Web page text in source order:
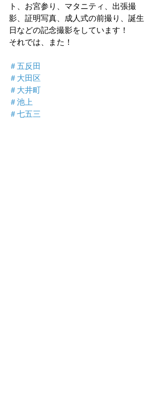
ト、お宮参り、マタニティ、出張撮
影、証明写真、成人式の前撮り、誕生
日などの記念撮影をしています！
それでは、また！
＃五反田
＃大田区
＃大井町
＃池上
＃七五三